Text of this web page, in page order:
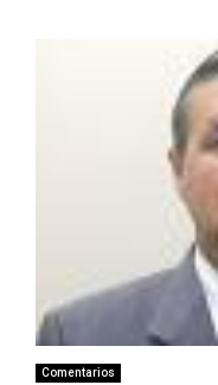
Comentarios